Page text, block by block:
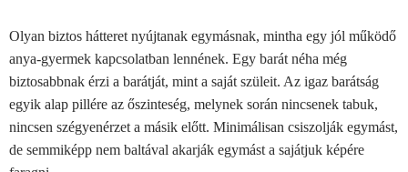
Olyan biztos hátteret nyújtanak egymásnak, mintha egy jól működő
anya-gyermek kapcsolatban lennének. Egy barát néha még
biztosabbnak érzi a barátját, mint a saját szüleit. Az igaz barátság
egyik alap pillére az őszinteség, melynek során nincsenek tabuk,
nincsen szégyenérzet a másik előtt. Minimálisan csiszolják egymást,
de semmiképp nem baltával akarják egymást a sajátjuk képére